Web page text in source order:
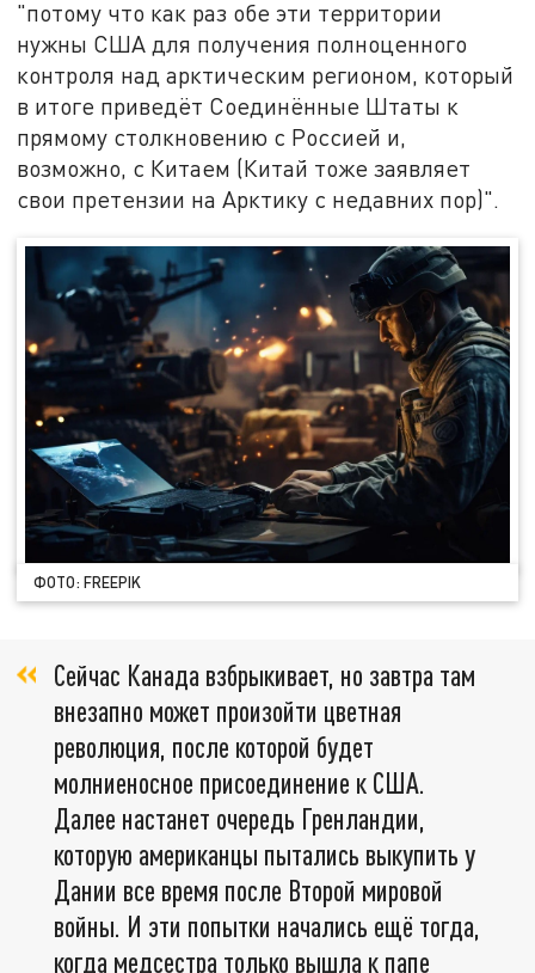
"потому что как раз обе эти территории
нужны США для получения полноценного
контроля над арктическим регионом, который
в итоге приведёт Соединённые Штаты к
прямому столкновению с Россией и,
возможно, с Китаем (Китай тоже заявляет
свои претензии на Арктику с недавних пор)".
ФОТО: FREEPIK
Сейчас Канада взбрыкивает, но завтра там
внезапно может произойти цветная
революция, после которой будет
молниеносное присоединение к США.
Далее настанет очередь Гренландии,
которую американцы пытались выкупить у
Дании все время после Второй мировой
войны. И эти попытки начались ещё тогда,
когда медсестра только вышла к папе